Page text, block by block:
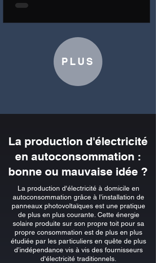
PLUS
La production d'électricité
en autoconsommation :
bonne ou mauvaise idée ?
La production d'électricité à domicile en
autoconsommation grâce à l’installation de
panneaux photovoltaïques est une pratique
de plus en plus courante. Cette énergie
solaire produite sur son propre toit pour sa
propre consommation est de plus en plus
étudiée par les particuliers en quête de plus
d’indépendance vis à vis des fournisseurs
d'électricité traditionnels.